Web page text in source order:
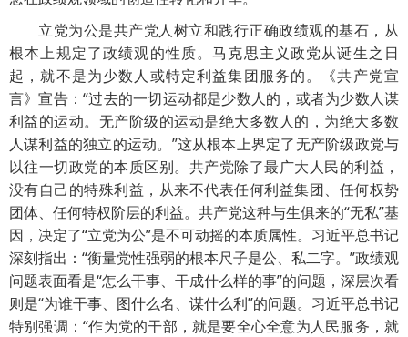
立党为公是共产党人树立和践行正确政绩观的基石，从
根本上规定了政绩观的性质。马克思主义政党从诞生之日
起，就不是为少数人或特定利益集团服务的。《共产党宣
言》宣告：“过去的一切运动都是少数人的，或者为少数人谋
利益的运动。无产阶级的运动是绝大多数人的，为绝大多数
人谋利益的独立的运动。”这从根本上界定了无产阶级政党与
以往一切政党的本质区别。共产党除了最广大人民的利益，
没有自己的特殊利益，从来不代表任何利益集团、任何权势
团体、任何特权阶层的利益。共产党这种与生俱来的“无私”基
因，决定了“立党为公”是不可动摇的本质属性。习近平总书记
深刻指出：“衡量党性强弱的根本尺子是公、私二字。”政绩观
问题表面看是“怎么干事、干成什么样的事”的问题，深层次看
则是“为谁干事、图什么名、谋什么利”的问题。习近平总书记
特别强调：“作为党的干部，就是要全心全意为人民服务，就